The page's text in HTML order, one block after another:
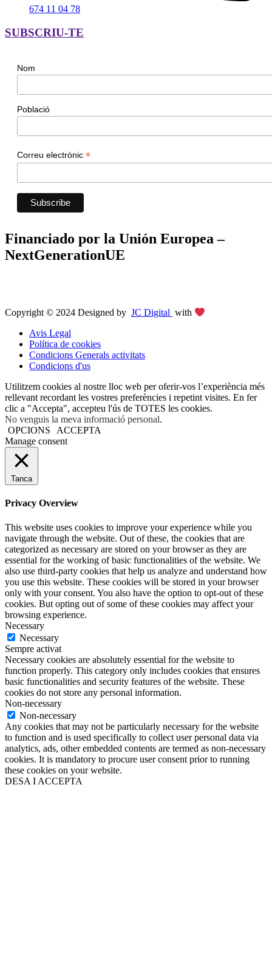
674 11 04 78
SUBSCRIU-TE
Nom
Població
Correu electrònic *
Financiado por la Unión Europea –
NextGenerationUE
Copyright © 2024 Designed by JC Digital with
Avis Legal
Política de cookies
Condicions Generals activitats
Condicions d'us
Utilitzem cookies al nostre lloc web per oferir-vos l’experiència més
rellevant recordant les vostres preferències i repetint visites. En fer
clic a "Accepta", accepteu l'ús de TOTES les cookies.
No venguis la meva informació personal.
OPCIONS
ACCEPTA
Manage consent
Tanca
Privacy Overview
This website uses cookies to improve your experience while you
navigate through the website. Out of these, the cookies that are
categorized as necessary are stored on your browser as they are
essential for the working of basic functionalities of the website. We
also use third-party cookies that help us analyze and understand how
you use this website. These cookies will be stored in your browser
only with your consent. You also have the option to opt-out of these
cookies. But opting out of some of these cookies may affect your
browsing experience.
Necessary
Necessary
Sempre activat
Necessary cookies are absolutely essential for the website to
function properly. This category only includes cookies that ensures
basic functionalities and security features of the website. These
cookies do not store any personal information.
Non-necessary
Non-necessary
Any cookies that may not be particularly necessary for the website
to function and is used specifically to collect user personal data via
analytics, ads, other embedded contents are termed as non-necessary
cookies. It is mandatory to procure user consent prior to running
these cookies on your website.
DESA I ACCEPTA